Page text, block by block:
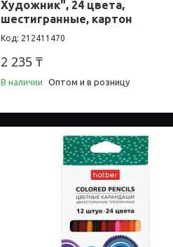
Художник", 24 цвета,
шестигранные, картон
212411470
2 235 ₸
В наличии Оптом и в розницу